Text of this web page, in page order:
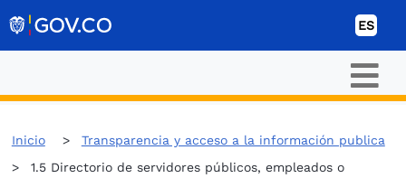
ES
Inicio
Transparencia y acceso a la información publica
1.5 Directorio de servidores públicos, empleados o